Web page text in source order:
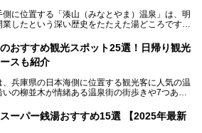
側に位置する「湊山（みなとやま）温泉」は、明
したという深い歴史をたたえた湯どころです。
かぶアヒルちゃん。さらに、ゆったりくつろげて
グも可能な休憩スペースも人気に。斬新な企画や
をアッと驚かせる湊山温泉の魅力をリポートしま
おすすめ観光スポット25選！日帰り観光
スも紹介
、兵庫県の日本海側に位置する観光客に人気の温
いの柳並木が情緒ある温泉街の街歩きや7つある
。鉄道の駅から温泉街が近く、歩いて回るのに
い規模で、日帰りでの訪問にもおすすめです。
ーパー銭湯おすすめ15選 【2025年最新